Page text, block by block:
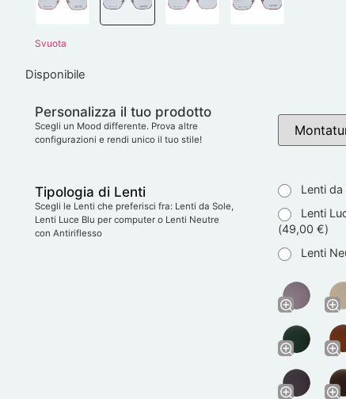
Svuota
Disponibile
Personalizza il tuo prodotto
Scegli un Mood differente. Prova altre
configurazioni e rendi unico il tuo stile!
Tipologia di Lenti
Scegli le Lenti che preferisci fra: Lenti da Sole,
Lenti Luce Blu per computer o Lenti Neutre
con Antiriflesso
Lenti da
Lenti
(49,00 €)
Lenti